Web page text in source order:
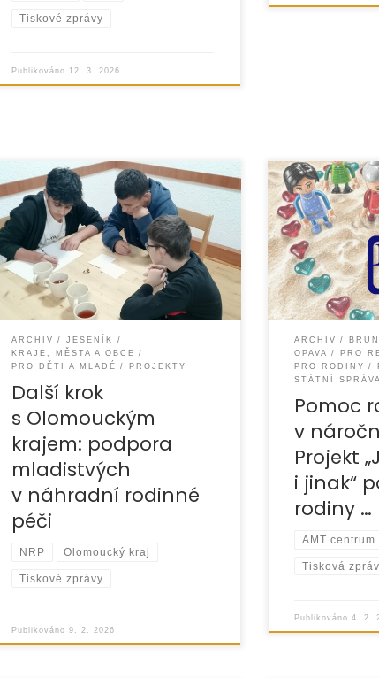
Tiskové zprávy
Publikováno 12. 3. 2026
Na Jesenicku byl v roce 2025
realizován projekt ReSTART – Next
Step, který navázal na předchozí
úspěšný ročník a pokračoval
v podpoře mladistvých
ARCHIV
JESENÍK
KRAJE, MĚSTA A OBCE
PRO DĚTI A MLADÉ
PROJEKTY
Další krok
s Olomouckým
krajem: podpora
mladistvých
v náhradní rodinné
péči
NRP Olomoucký kraj
Tiskové zprávy
Publikováno9. 2. 2026
Rozvod nebo
mezi velmi
které výrazně
Projekt „Jde to
ARCHIV
OPAVA
PRO
PRO RODINY
STÁTNÍ SPRÁVA
Pomoc
v
Projekt
i jinak“
rodiny …
AMT centrum
Tisková
Publikováno4. 2.